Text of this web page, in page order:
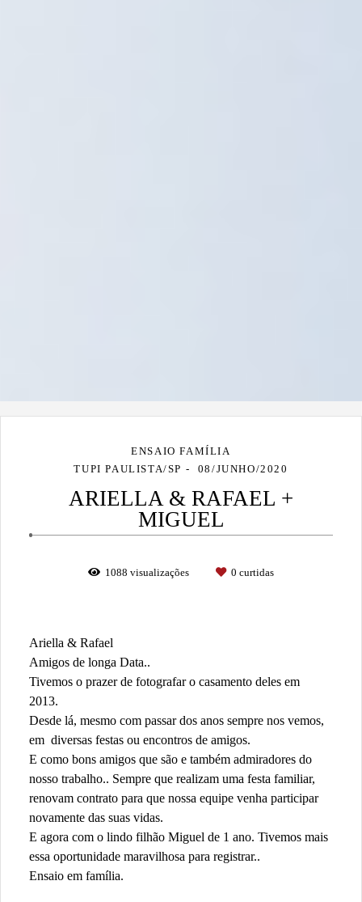
ENSAIO FAMÍLIA
TUPI PAULISTA/SP
08/JUNHO/2020
ARIELLA & RAFAEL +
MIGUEL
1088 visualizações 0 curtidas
Ariella & Rafael
Amigos de longa Data..
Tivemos o prazer de fotografar o casamento deles em
2013.
Desde lá, mesmo com passar dos anos sempre nos vemos,
em diversas festas ou encontros de amigos.
E como bons amigos que são e também admiradores do
nosso trabalho.. Sempre que realizam uma festa familiar,
renovam contrato para que nossa equipe venha participar
novamente das suas vidas.
E agora com o lindo filhão Miguel de 1 ano. Tivemos mais
essa oportunidade maravilhosa para registrar..
Ensaio em família.